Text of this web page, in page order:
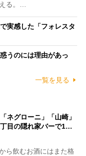
る。…
実感した「フォレスタ
うのには理由があっ
一覧を見る
ネグローニ」「山崎」
丁目の隠れ家バーで1…
ら飲むお酒にはまた格